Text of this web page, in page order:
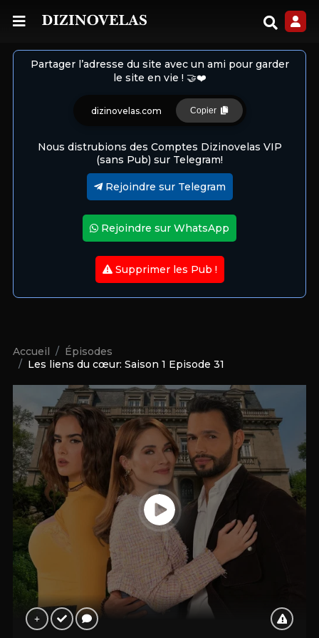
Partager l’adresse du site avec un ami pour garder
le site en vie ! 🤝❤️
dizinovelas.com Copier
Nous distrubions des Comptes Dizinovelas VIP
(sans Pub) sur Telegram!
Rejoindre sur Telegram
Rejoindre sur WhatsApp
Supprimer les Pub !
Accueil
Épisodes
Les liens du cœur: Saison 1 Episode 31